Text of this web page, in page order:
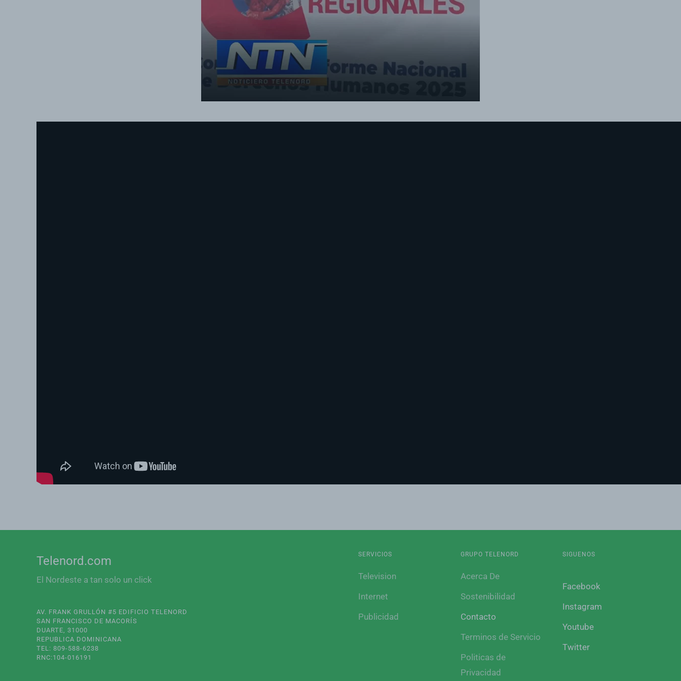
Telenord.com
El Nordeste a tan solo un click
AV. FRANK GRULLÓN #5 EDIFICIO TELENORD
SAN FRANCISCO DE MACORÍS
DUARTE, 31000
REPUBLICA DOMINICANA
TEL: 809-588-6238
RNC:104-016191
SERVICIOS
Television
Internet
Publicidad
GRUPO TELENORD
Acerca De
Sostenibilidad
Contacto
Terminos de Servicio
Politicas de
Privacidad
SIGUENOS
Facebook
Instagram
Youtube
Twitter